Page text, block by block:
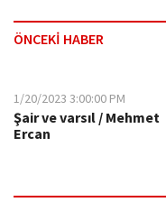
ÖNCEKİ HABER
1/20/2023 3:00:00 PM
Şair ve varsıl / Mehmet
Ercan